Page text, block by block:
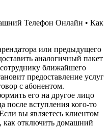
Телефон Онлайн • Как
или предыдущего
аналогичный пакет
ближайшего
предоставление услуг
с абонентом.
его на другое лицо
после вступления кого-то
вы являетесь клиентом
как отключить домашний